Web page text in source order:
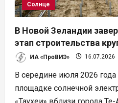
Солнце
В Новой Зеландии
этап строительства
ИА «ПроВИЭ» 16.07.2026
В середине июля 2026 года
площадке солнечной
«Таухеи» вблизи города